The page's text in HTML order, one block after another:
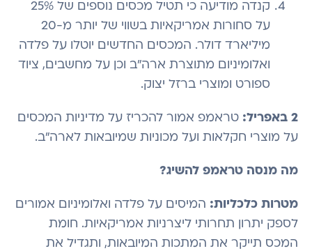
קנדה מודיעה כי תטיל מכסים נוספים של 25%
על סחורות אמריקאיות בשווי של יותר מ-20
מיליארד דולר. המכסים החדשים יוטלו על פלדה
ואלומיניום מתוצרת ארה"ב וכן על מחשבים, ציוד
ספורט ומוצרי ברזל יצוק.
2 באפריל:
טראמפ אמור להכריז על מדיניות המכסים
על מוצרי חקלאות ועל מכוניות שמיובאות לארה"ב.
מה מנסה טראמפ להשיג?
מטרות כלכליות: המיסים על פלדה ואלומיניום אמורים
לספק יתרון תחרותי ליצרניות אמריקאיות. חומת
המכס תייקר את המתכות המיובאות, ותגדיל את